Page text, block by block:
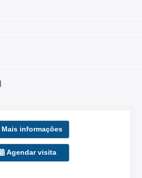
Mais informações
Agendar visita